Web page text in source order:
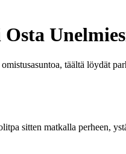
täältä löydät
sitten matkalla perheen,